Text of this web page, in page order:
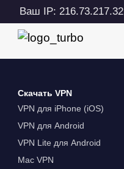
Ваш IP: 216.73.217.32
Скачать VPN
VPN для iPhone (iOS)
VPN для Android
VPN Lite для Android
Mac VPN